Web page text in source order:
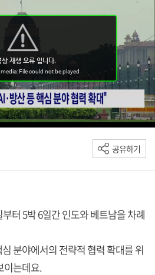
공유하기
터 5박 6일간 인도와 베트남을 차례
분야에서의 전략적 협력 확대를 위
이는데요.